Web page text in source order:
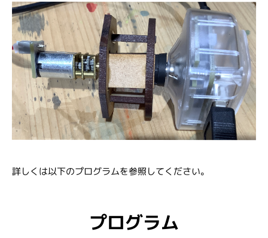
詳しくは以下のプログラムを参照してください。
プログラム